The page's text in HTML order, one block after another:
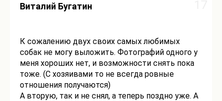
Виталий Бугатин
К сожалению двух своих самых любимых
собак не могу выложить. Фотографий одного у
меня хороших нет, и возможности снять пока
тоже. (С хозяивами то не всегда ровные
отношения получаются)
А вторую, так и не снял, а теперь поздно уже. А